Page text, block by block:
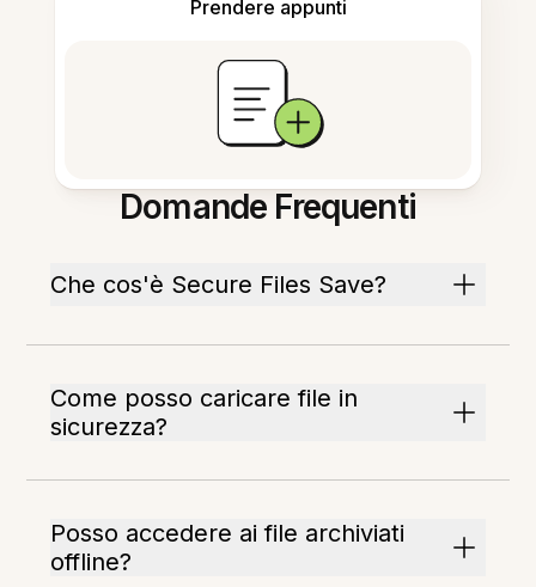
Prendere appunti
Domande Frequenti
Che cos'è Secure Files Save?
Come posso caricare file in
sicurezza?
Posso accedere ai file archiviati
offline?